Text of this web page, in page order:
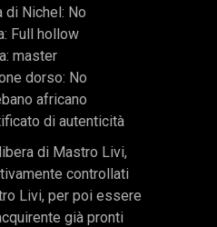
di Nichel: No
Full hollow
master
dorso: No
africano
di autenticità
di Mastro Livi,
controllati
Livi, per poi essere
già pronti